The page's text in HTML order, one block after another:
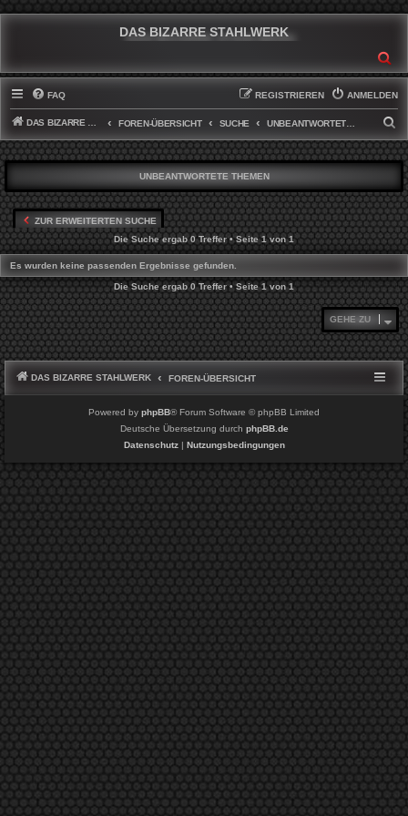
DAS BIZARRE STAHLWERK
FAQ ANMELDEN
REGISTRIEREN
DAS BIZARRE STAHLWERK FOREN-ÜBERSICHT SUCHE
U
C
H
E
UNBEANTWORTETE THEMEN
ZUR ERWEITERTEN SUCHE
Die Suche ergab 0 Treffer • Seite1von1
Es wurden keine passenden Ergebnisse gefunden.
Die Suche ergab 0 Treffer • Seite1von1
GEHE ZU
DAS BIZARRE STAHLWERK FOREN-ÜBERSICHT
Powered by phpBB® Forum Software © phpBB Limited
Deutsche Übersetzung durch phpBB.de
Datenschutz| Nutzungsbedingungen